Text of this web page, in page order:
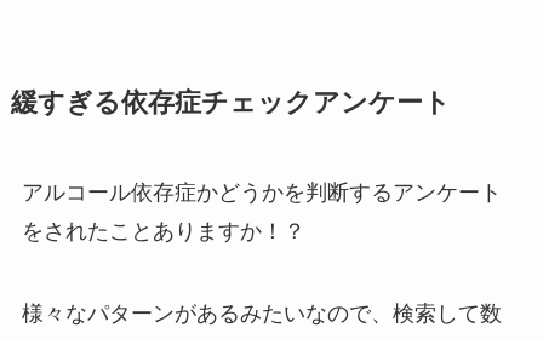
緩すぎる依存症チェックアンケート
アルコール依存症かどうかを判断するアンケート
をされたことありますか！？
様々なパターンがあるみたいなので、検索して数